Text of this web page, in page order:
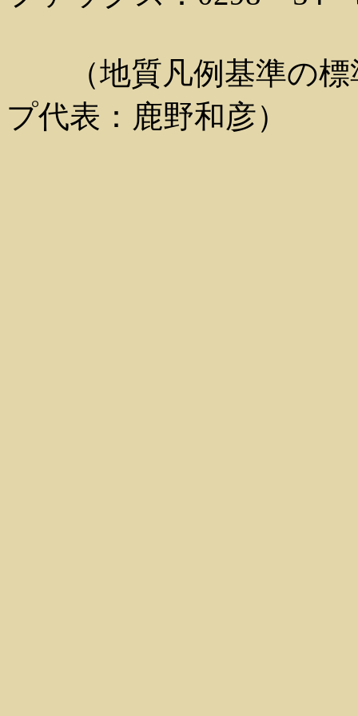
（地質凡例基準の標
プ代表：鹿野和彦）